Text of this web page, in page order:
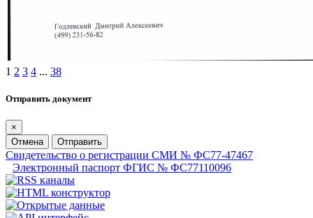
1 2 3 4 ... 38
Отправить документ
×
Отмена
Отправить
Свидетельство о регистрации СМИ № ФС77-47467
Электронный паспорт ФГИС № ФС77110096